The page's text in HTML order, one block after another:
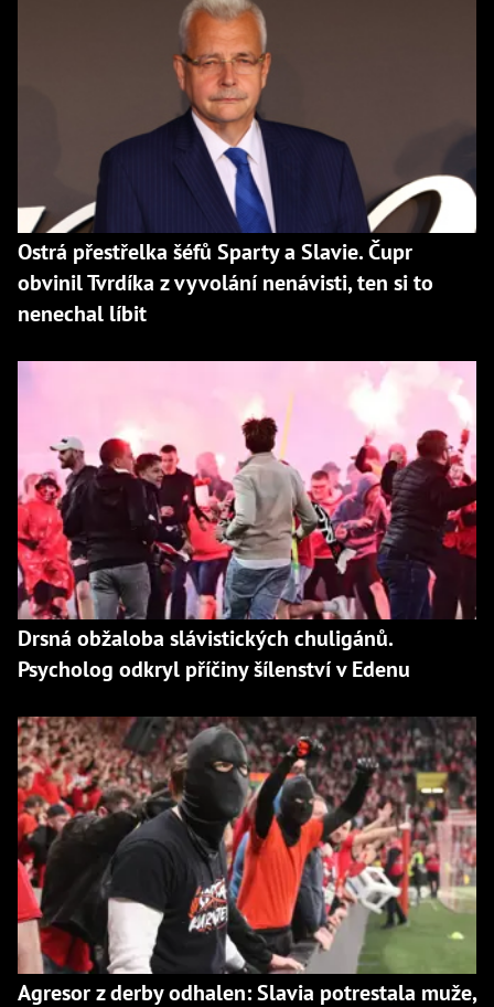
Ostrá přestřelka šéfů Sparty a Slavie. Čupr
obvinil Tvrdíka z vyvolání nenávisti, ten si to
nenechal líbit
Drsná obžaloba slávistických chuligánů.
Psycholog odkryl příčiny šílenství v Edenu
Agresor z derby odhalen: Slavia potrestala muže,